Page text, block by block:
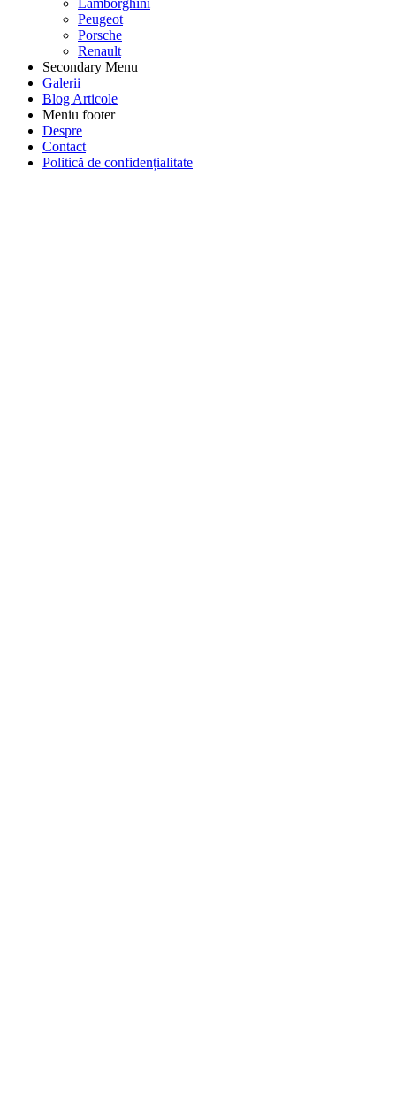
Peugeot
Porsche
Renault
Secondary Menu
Galerii
Blog Articole
Meniu footer
Despre
Contact
Politică de confidențialitate